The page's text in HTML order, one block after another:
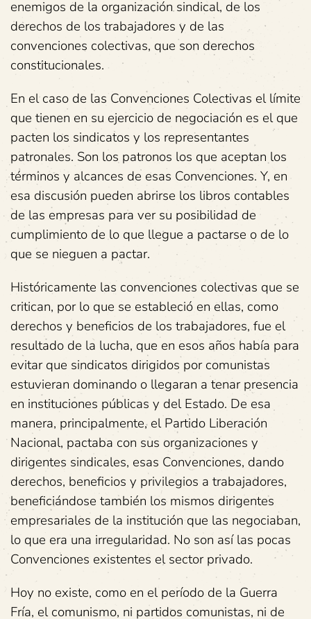
enemigos de la organización sindical, de los
derechos de los trabajadores y de las
convenciones colectivas, que son derechos
constitucionales.
En el caso de las Convenciones Colectivas el límite
que tienen en su ejercicio de negociación es el que
pacten los sindicatos y los representantes
patronales. Son los patronos los que aceptan los
términos y alcances de esas Convenciones. Y, en
esa discusión pueden abrirse los libros contables
de las empresas para ver su posibilidad de
cumplimiento de lo que llegue a pactarse o de lo
que se nieguen a pactar.
Históricamente las convenciones colectivas que se
critican, por lo que se estableció en ellas, como
derechos y beneficios de los trabajadores, fue el
resultado de la lucha, que en esos años había para
evitar que sindicatos dirigidos por comunistas
estuvieran dominando o llegaran a tenar presencia
en instituciones públicas y del Estado. De esa
manera, principalmente, el Partido Liberación
Nacional, pactaba con sus organizaciones y
dirigentes sindicales, esas Convenciones, dando
derechos, beneficios y privilegios a trabajadores,
beneficiándose también los mismos dirigentes
empresariales de la institución que las negociaban,
lo que era una irregularidad. No son así las pocas
Convenciones existentes el sector privado.
Hoy no existe, como en el período de la Guerra
Fría, el comunismo, ni partidos comunistas, ni de